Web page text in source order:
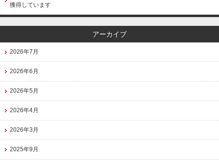
獲得しています
アーカイブ
2026年7月
2026年6月
2026年5月
2026年4月
2026年3月
2025年9月